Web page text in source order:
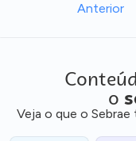
Anterior
o
Veja o que o